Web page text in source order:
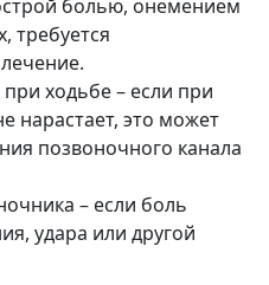
болью, онемением
требуется
ходьбе – если при
нарастает, это может
позвоночного канала
– если боль
удара или другой